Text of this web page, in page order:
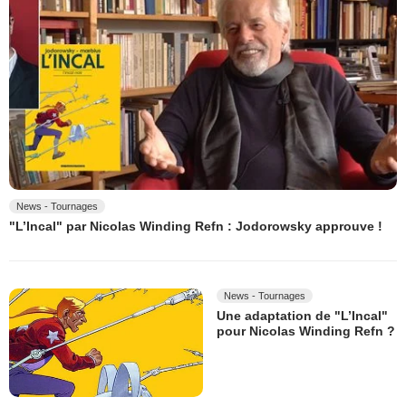
News - Tournages
"L’Incal" par Nicolas Winding Refn : Jodorowsky approuve !
News - Tournages
Une adaptation de "L’Incal"
pour Nicolas Winding Refn ?